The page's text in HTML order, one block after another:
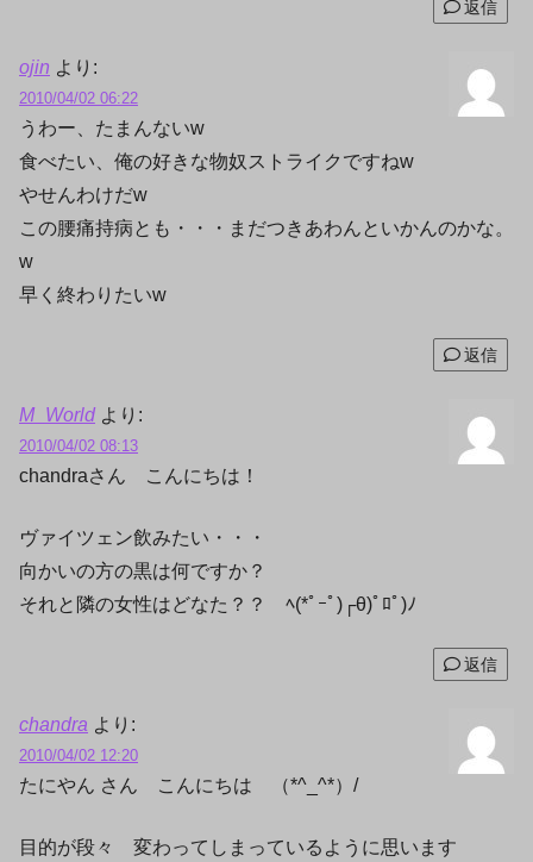
返信
ojin より:
2010/04/02 06:22
うわー、たまんないw
食べたい、俺の好きな物奴ストライクですねw
やせんわけだw
この腰痛持病とも・・・まだつきあわんといかんのかな。
w
早く終わりたいw
返信
M_World より:
2010/04/02 08:13
chandraさん こんにちは！
ヴァイツェン飲みたい・・・
向かいの方の黒は何ですか？
それと隣の女性はどなた？？ ﾍ(*ﾟｰﾟ)┌θ)ﾟﾛﾟ)ﾉ
返信
chandra より:
2010/04/02 12:20
たにやん さん こんにちは （*^_^*）/
目的が段々 変わってしまっているように思います